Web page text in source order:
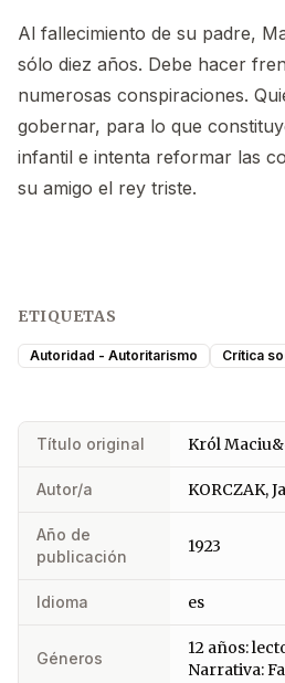
Al fallecimiento de su padre,
sólo diez años. Debe hacer
numerosas conspiraciones.
gobernar, para lo que
infantil e intenta reformar las
su amigo el rey triste.
ETIQUETAS
Autoridad - Autoritarismo Crítica
Título original Król
Autor/a KORCZAK,
Año de
publicación
1923
Idioma es
Géneros
12 años:
Narrativa: